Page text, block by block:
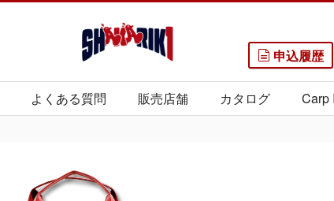
申込履歴
よくある質問 販売店舗 カタログ Carp